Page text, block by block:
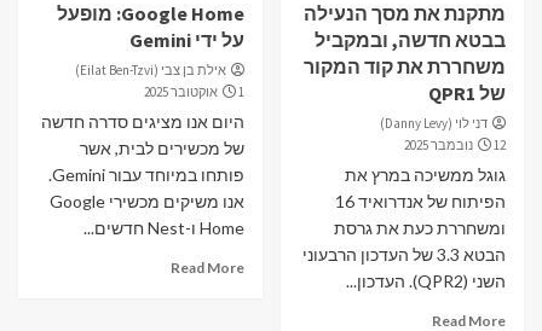
מתקנת את מסך הנעילה
בבטא חדשה, ובמקביל
משחררת את קוד המקור
של QPR1
דני לוי (Danny Levy)
12 נובמבר 2025
גוגל ממשיכה במרץ את
הפיתוח של אנדרואיד 16
ומשחררת כעת את גרסת
הבטא 3.3 של העדכון הרבעוני
השני (QPR2). העדכון...
Read More
Google Home: מופעל
על ידי Gemini
אילת בן צבי (Eilat Ben-Tzvi)
1 אוקטובר 2025
היום אנו מציגים סדרה חדשה
של מכשירים לבית, אשר
פותחו במיוחד עבור Gemini.
אנו משיקים מכשירי Google
Home ו-Nest חדשים...
Read More